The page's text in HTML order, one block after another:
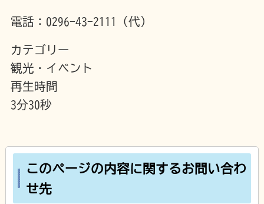
電話：0296-43-2111（代）
カテゴリー
観光・イベント
再生時間
3分30秒
このページの内容に関するお問い合わ
せ先